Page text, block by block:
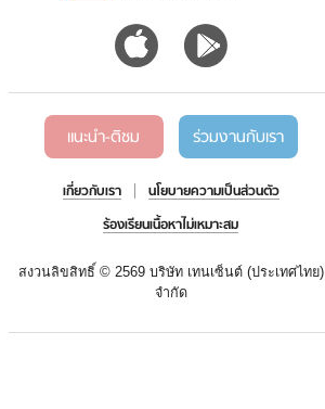
แนะนำ-ติชม ร่วมงานกับเรา
เกี่ยวกับเรา
นโยบายความเป็นส่วนตัว
ร้องเรียนเนื้อหาไม่เหมาะสม
สงวนลิขสิทธิ์ © 2569 บริษัท เทนเซ็นต์ (ประเทศไทย)
จำกัด